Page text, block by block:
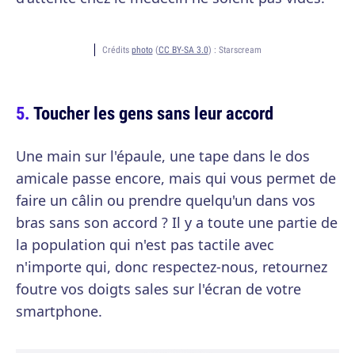
Crédits photo(CC BY-SA 3.0) : Starscream
Toucher les gens sans leur accord
Une main sur l'épaule, une tape dans le dos
amicale passe encore, mais qui vous permet de
faire un câlin ou prendre quelqu'un dans vos
bras sans son accord ? Il y a toute une partie de
la population qui n'est pas tactile avec
n'importe qui, donc respectez-nous, retournez
foutre vos doigts sales sur l'écran de votre
smartphone.